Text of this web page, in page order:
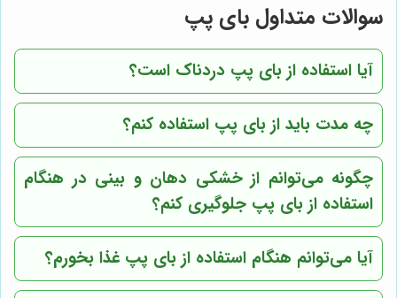
سوالات متداول بای پپ
آیا استفاده از بای پپ دردناک است؟
چه مدت باید از بای پپ استفاده کنم؟
چگونه می‌توانم از خشکی دهان و بینی در هنگام
استفاده از بای پپ جلوگیری کنم؟
آیا می‌توانم هنگام استفاده از بای پپ غذا بخورم؟